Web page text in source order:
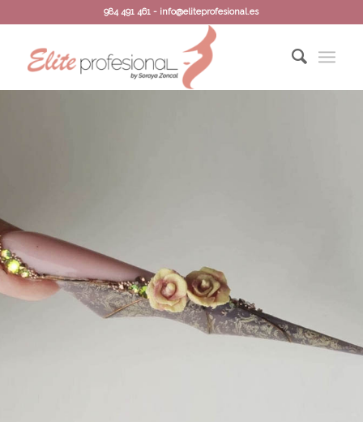
984 491 461 - info@eliteprofesional.es